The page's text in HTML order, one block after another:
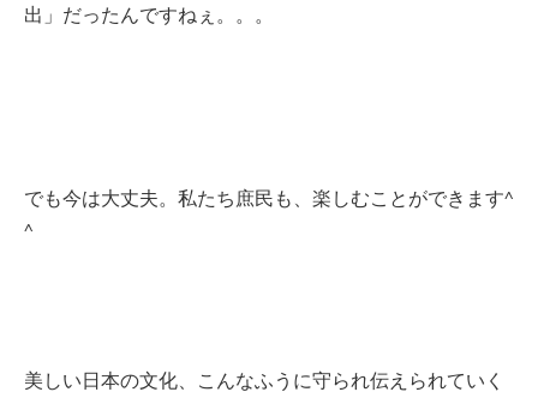
出」だったんですねぇ。。。
でも今は大丈夫。私たち庶民も、楽しむことができます^
^
美しい日本の文化、こんなふうに守られ伝えられていく